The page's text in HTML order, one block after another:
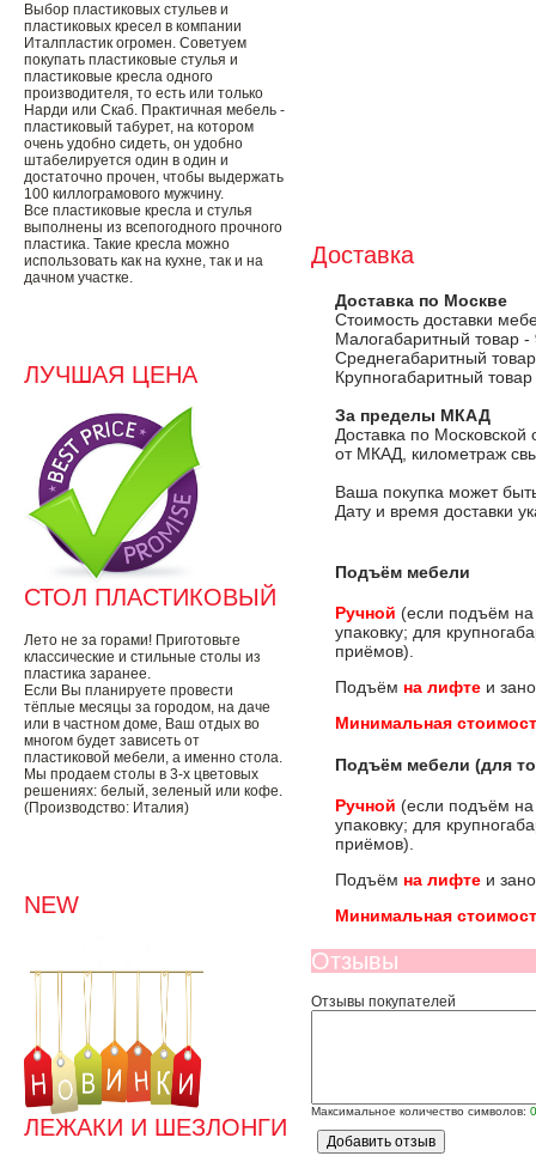
Выбор пластиковых стульев и
пластиковых кресел в компании
Италпластик огромен. Советуем
покупать пластиковые стулья и
пластиковые кресла одного
производителя, то есть или только
Нарди или Скаб. Практичная мебель -
пластиковый табурет, на котором
очень удобно сидеть, он удобно
штабелируется один в один и
достаточно прочен, чтобы выдержать
100 киллограмового мужчину.
Все пластиковые кресла и стулья
выполнены из всепогодного прочного
пластика. Такие кресла можно
использовать как на кухне, так и на
дачном участке.
ЛУЧШАЯ ЦЕНА
СТОЛ ПЛАСТИКОВЫЙ
Лето не за горами! Приготовьте
классические и стильные столы из
пластика заранее.
Если Вы планируете провести
тёплые месяцы за городом, на даче
или в частном доме, Ваш отдых во
многом будет зависеть от
пластиковой мебели, а именно стола.
Мы продаем столы в 3-х цветовых
решениях: белый, зеленый или кофе.
(Производство: Италия)
NEW
ЛЕЖАКИ И ШЕЗЛОНГИ
Доставка
Доставка по Москве
Стоимость доставки
Малогабаритный товар -
Среднегабаритный
Крупногабаритный
За пределы МКАД
Доставка по
от МКАД, километраж
Ваша покупка может
Дату и время доставки
Подъём мебели
Ручной (если подъём
упаковку; для
приёмов).
Подъём на лифте и
Минимальная
Подъём мебели (для
Ручной (если подъём
упаковку; для
приёмов).
Подъём на лифте и
Минимальная
Отзывы
Отзывы покупателей
Максимальное количество символов: 0